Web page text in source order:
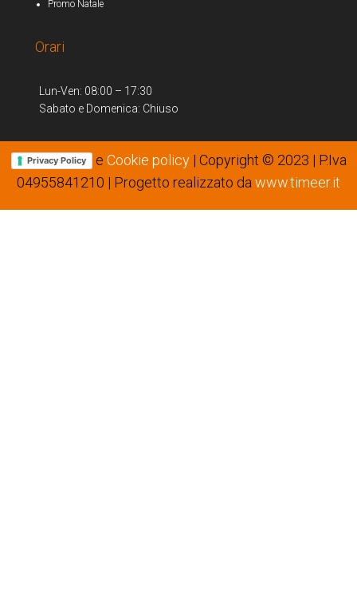
Promo Natale
Orari
Lun-Ven: 08:00 – 17:30
Sabato e Domenica: Chiuso
Privacy Policy e Cookie policy| Copyright © 2023 | P.Iva
04955841210 | Progetto realizzato da www.timeer.it